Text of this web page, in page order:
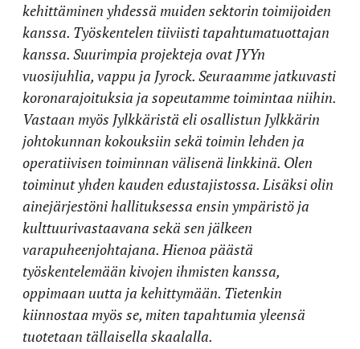
kehittäminen yhdessä muiden sektorin toimijoiden
kanssa. Työskentelen tiiviisti tapahtumatuottajan
kanssa. Suurimpia projekteja ovat JYYn
vuosijuhlia, vappu ja Jyrock. Seuraamme jatkuvasti
koronarajoituksia ja sopeutamme toimintaa niihin.
Vastaan myös Jylkkäristä eli osallistun Jylkkärin
johtokunnan kokouksiin sekä toimin lehden ja
operatiivisen toiminnan välisenä linkkinä. Olen
toiminut yhden kauden edustajistossa. Lisäksi olin
ainejärjestöni hallituksessa ensin ympäristö ja
kulttuurivastaavana sekä sen jälkeen
varapuheenjohtajana. Hienoa päästä
työskentelemään kivojen ihmisten kanssa,
oppimaan uutta ja kehittymään. Tietenkin
kiinnostaa myös se, miten tapahtumia yleensä
tuotetaan tällaisella skaalalla.